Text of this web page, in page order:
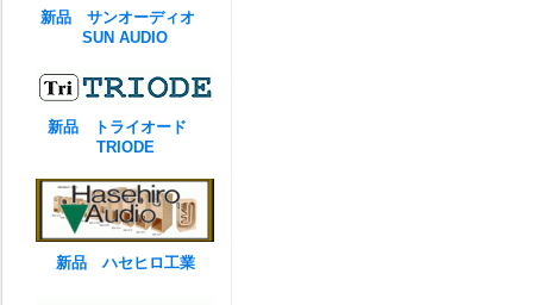
新品 サンオーディオ
SUN AUDIO
新品 トライオード
TRIODE
新品 ハセヒロ工業